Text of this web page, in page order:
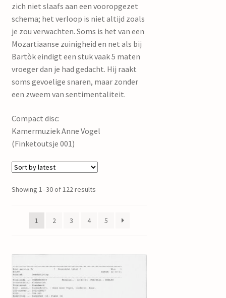
zich niet slaafs aan een vooropgezet
schema; het verloop is niet altijd zoals
je zou verwachten. Soms is het van een
Mozartiaanse zuinigheid en net als bij
Bartòk eindigt een stuk vaak 5 maten
vroeger dan je had gedacht. Hij raakt
soms gevoelige snaren, maar zonder
een zweem van sentimentaliteit.
Compact disc:
Kamermuziek Anne Vogel
(Finketoutsje 001)
Showing 1–30 of 122 results
1 2 3 4 5